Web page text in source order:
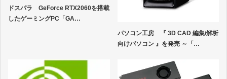
ドスパラ GeForce RTX2060を搭載
したゲーミングPC「GA…
パソコン工房 『 3D CAD 編集/解析
向けパソコン 』を発売 ～「…